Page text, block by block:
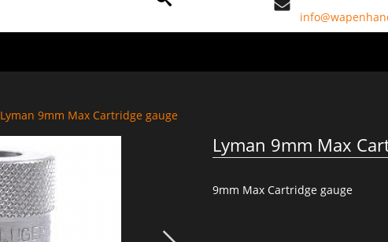
Lyman 9mm Max Cartridge gauge
Lyman 9mm Max
9mm Max Cartridge gauge